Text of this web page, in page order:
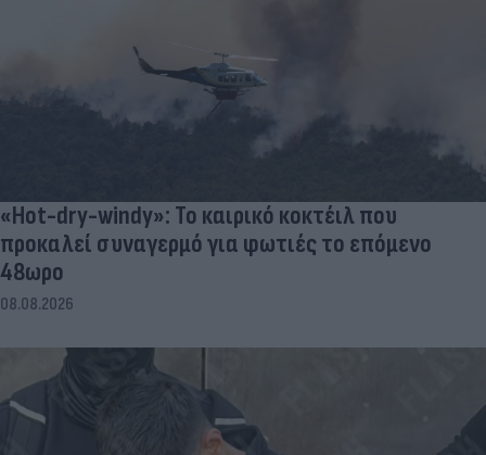
«Hot-dry-windy»: Το καιρικό κοκτέιλ που
προκαλεί συναγερμό για φωτιές το επόμενο
48ωρο
08.08.2026